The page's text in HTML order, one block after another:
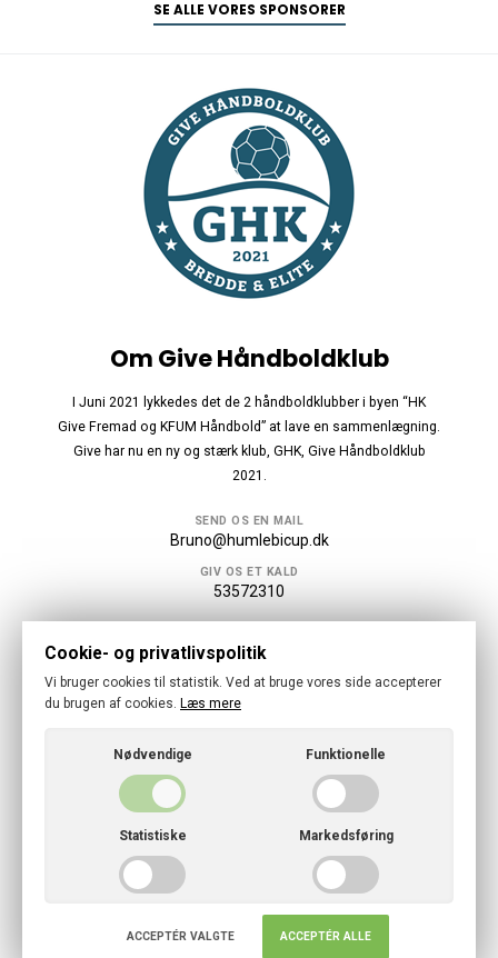
SE ALLE VORES SPONSORER
Om Give Håndboldklub
I Juni 2021 lykkedes det de 2 håndboldklubber i byen “HK
Give Fremad og KFUM Håndbold” at lave en sammenlægning.
Give har nu en ny og stærk klub, GHK, Give Håndboldklub
2021.
SEND OS EN MAIL
Bruno@humlebicup.dk
GIV OS ET KALD
53572310
Følg os
© 2026 · Give Håndboldklub
Cookies- og privatlivspolitik
Cookie- og privatlivspolitik
Vi bruger cookies til statistik. Ved at bruge vores side accepterer
du brugen af cookies. Læs mere
Nødvendige Funktionelle
Statistiske Markedsføring
ACCEPTÉR VALGTE ACCEPTÉR ALLE